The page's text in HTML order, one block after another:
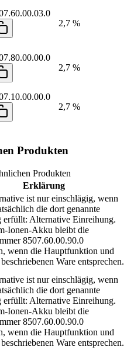
2,7 %
2,7 %
2,7 %
Produkten
Produkten
Erklärung
ist nur einschlägig, wenn
die dort genannte
erfüllt: Alternative Einreihung.
Ionen-Akku bleibt die
8507.60.00.90.0
wenn die Hauptfunktion und
Ware entsprechen.
ist nur einschlägig, wenn
die dort genannte
erfüllt: Alternative Einreihung.
Ionen-Akku bleibt die
8507.60.00.90.0
wenn die Hauptfunktion und
Ware entsprechen.